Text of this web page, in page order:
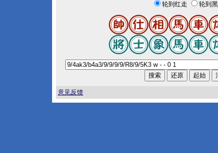
轮到红走 轮到
意见反馈